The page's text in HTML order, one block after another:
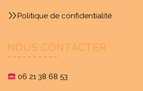
Politique de confidentialité
NOUS CONTACTER
06 21 38 68 53